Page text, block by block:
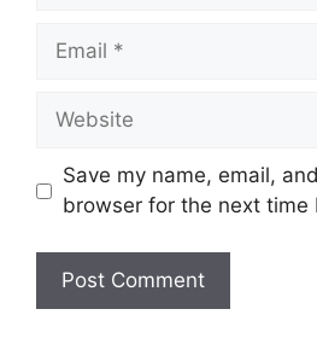
Email
Website
Save my name, email,
browser for the next time